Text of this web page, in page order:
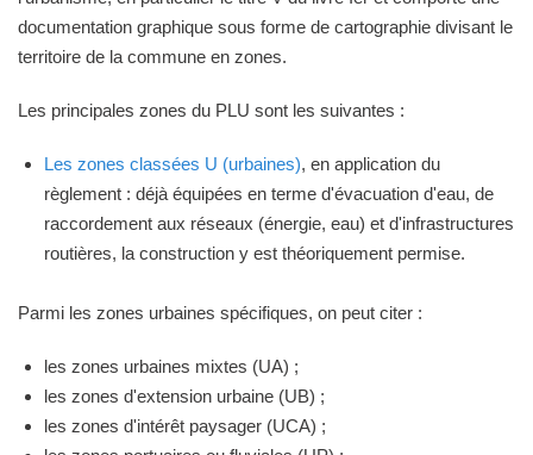
documentation graphique sous forme de cartographie divisant le
territoire de la commune en zones.
Les principales zones du PLU sont les suivantes :
Les zones classées U (urbaines), en application du
règlement : déjà équipées en terme d'évacuation d'eau, de
raccordement aux réseaux (énergie, eau) et d'infrastructures
routières, la construction y est théoriquement permise.
Parmi les zones urbaines spécifiques, on peut citer :
les zones urbaines mixtes (UA) ;
les zones d'extension urbaine (UB) ;
les zones d'intérêt paysager (UCA) ;